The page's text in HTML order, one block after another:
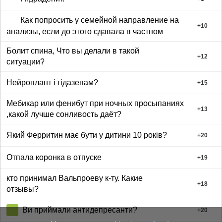
Как попросить у семейной направление на
анализы, если до этого сдавала в частном
+10
Болит спина, Что вы делали в такой
ситуации?
+12
Нейроплант і гідазепам? +15
Мебикар или фенибут при ночных просыпаниях
,какой лучше сонливость даёт?
+13
Який Ферритин має бути у дитини 10 років? +20
Отпала коронка в отпуске +19
кто принимал Вальпроеву к-ту. Какие
отзывы?
+18
Ви приймали антидепресанти? +20